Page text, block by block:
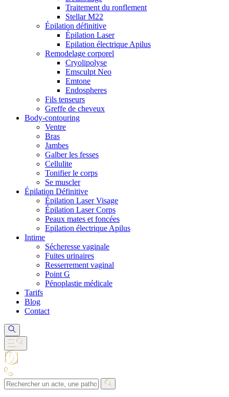
Traitement du ronflement
Stellar M22
Épilation définitive
Épilation Laser
Epilation électrique Apilus
Remodelage corporel
Cryolipolyse
Emsculpt Neo
Emtone
Endospheres
Fils tenseurs
Greffe de cheveux
Body-contouring
Ventre
Bras
Jambes
Galber les fesses
Cellulite
Tonifier le corps
Se muscler
Épilation Définitive
Épilation Laser Visage
Épilation Laser Corps
Peaux mates et foncées
Epilation électrique Apilus
Intime
Sécheresse vaginale
Fuites urinaires
Resserrement vaginal
Point G
Pénoplastie médicale
Tarifs
Blog
Contact